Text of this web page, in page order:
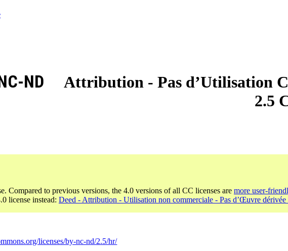
Attribution - Pas d’Utilisation
2.5
ND
Compared to previous versions, the 4.0 versions of all CC licenses are more user-
license instead: Deed - Attribution - Utilisation non commerciale - Pas d’Œuvre dérivée
licenses/by-nc-nd/2.5/hr/